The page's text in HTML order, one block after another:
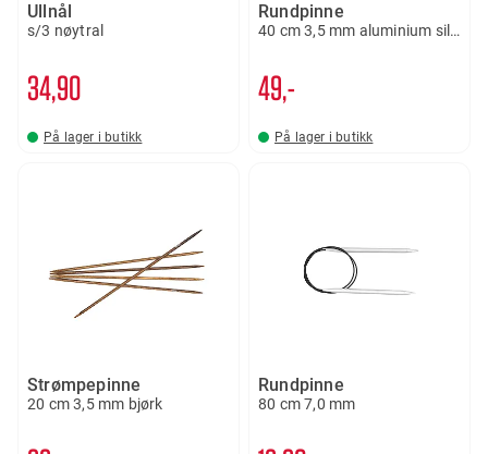
Ullnål
s/3 nøytral
3490
På lager i butikk
Rundpinne
40 cm 3,5 mm aluminium silver
49,-
På lager i butikk
Strømpepinne
20 cm 3,5 mm bjørk
Rundpinne
80 cm 7,0 mm